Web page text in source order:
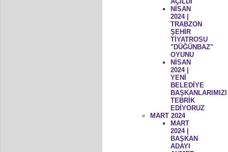
NİSAN
2024 |
TRABZON
ŞEHİR
TİYATROSU
"DÜĞÜNBAZ"
OYUNU
NİSAN
2024 |
YENİ
BELEDİYE
BAŞKANLARIMIZI
TEBRİK
EDİYORUZ
MART 2024
MART
2024 |
BAŞKAN
ADAYI